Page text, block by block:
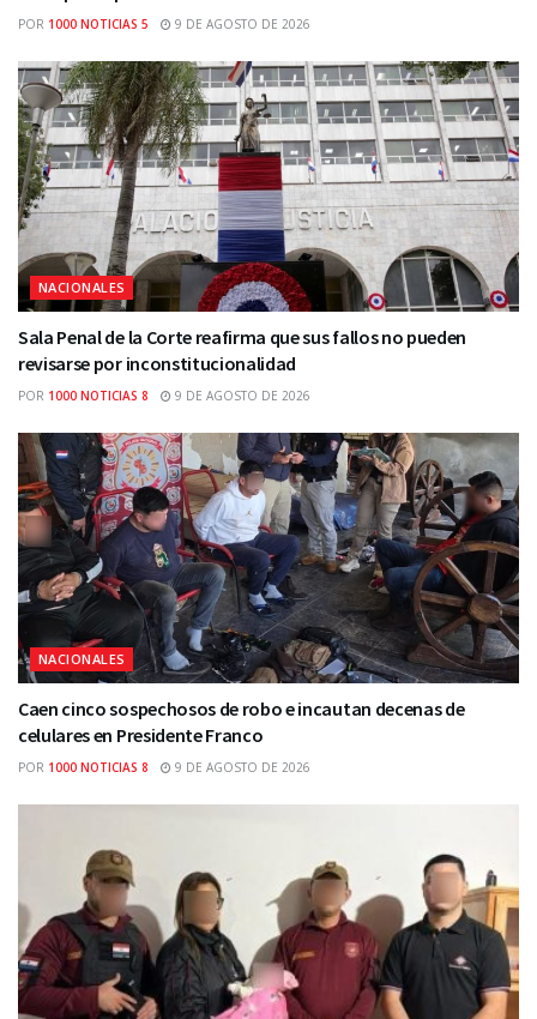
POR 1000 NOTICIAS 5 9 DE AGOSTO DE 2026
NACIONALES
Sala Penal de la Corte reafirma que sus fallos no pueden
revisarse por inconstitucionalidad
POR 1000 NOTICIAS 8 9 DE AGOSTO DE 2026
NACIONALES
Caen cinco sospechosos de robo e incautan decenas de
celulares en Presidente Franco
POR 1000 NOTICIAS 8 9 DE AGOSTO DE 2026